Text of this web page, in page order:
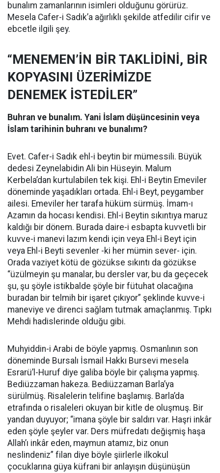
bunalım zamanlarının isimleri olduğunu görürüz.
Mesela Cafer-i Sadık’a ağırlıklı şekilde atfedilir cifir ve
ebcetle ilgili şey.
“MENEMEN’İN BİR TAKLİDİNİ, BİR
KOPYASINI ÜZERİMİZDE
DENEMEK İSTEDİLER”
Buhran ve bunalım. Yani İslam düşüncesinin veya
İslam tarihinin buhranı ve bunalımı?
Evet. Cafer-i Sadık ehl-i beytin bir mümessili. Büyük
dedesi Zeynelabidin Ali bin Hüseyin. Malum
Kerbela’dan kurtulabilen tek kişi. Ehl-i Beytin Emeviler
döneminde yaşadıkları ortada. Ehl-i Beyt, peygamber
ailesi. Emeviler her tarafa hüküm sürmüş. İmam-ı
Azamın da hocası kendisi. Ehl-i Beytin sıkıntıya maruz
kaldığı bir dönem. Burada daire-i esbapta kuvvetli bir
kuvve-i manevi lazım kendi için veya Ehl-i Beyt için
veya Ehl-i Beyti sevenler -ki her mümin sever- için.
Orada vaziyet kötü de gözükse sıkıntı da gözükse
“üzülmeyin şu manalar, bu dersler var, bu da geçecek
şu, şu şöyle istikbalde şöyle bir fütuhat olacağına
buradan bir telmih bir işaret çıkıyor” şeklinde kuvve-i
maneviye ve direnci sağlam tutmak amaçlanmış. Tıpkı
Mehdi hadislerinde olduğu gibi.
Muhyiddin-i Arabi de böyle yapmış. Osmanlının son
döneminde Bursalı İsmail Hakkı Bursevi mesela
Esrarü’l-Huruf diye galiba böyle bir çalışma yapmış.
Bediüzzaman hakeza. Bediüzzaman Barla’ya
sürülmüş. Risalelerin telifine başlamış. Barla’da
etrafında o risaleleri okuyan bir kitle de oluşmuş. Bir
yandan duyuyor; “imana şöyle bir saldırı var. Haşri inkâr
eden şöyle şeyler var. Ders müfredatı değişmiş haşa
Allah’ı inkâr eden, maymun atamız, biz onun
neslindeniz” filan diye böyle şiirlerle ilkokul
çocuklarına güya küfrani bir anlayışın düşünüşün